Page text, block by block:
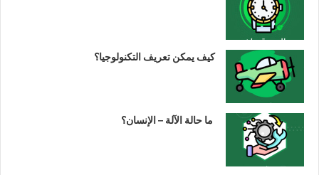
كيف يمكن تعريف التكنولوجيا؟
ما حالة الآلة – الإنسان؟